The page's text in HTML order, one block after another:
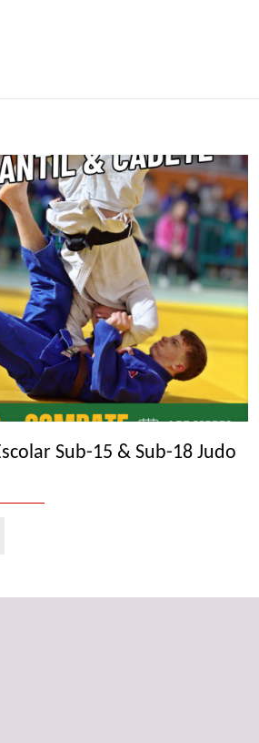
Sub-15 & Sub-18 Judo